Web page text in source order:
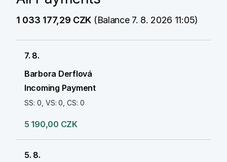
1 033 177,29 CZK (Balance 7. 8. 2026 11:05)
7. 8.
Barbora Derflová
Incoming Payment
SS: 0, VS: 0, CS: 0
5 190,00 CZK
5. 8.